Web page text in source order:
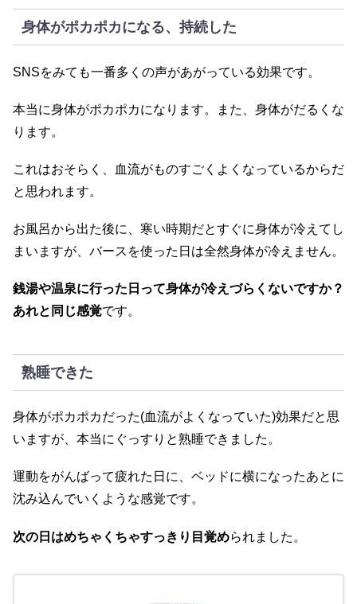
身体がポカポカになる、持続した
SNSをみても一番多くの声があがっている効果です。
本当に身体がポカポカになります。また、身体がだるくな
ります。
これはおそらく、血流がものすごくよくなっているからだ
と思われます。
お風呂から出た後に、寒い時期だとすぐに身体が冷えてし
まいますが、バースを使った日は全然身体が冷えません。
銭湯や温泉に行った日って身体が冷えづらくないですか？
あれと同じ感覚です。
熟睡できた
身体がポカポカだった(血流がよくなっていた)効果だと思
いますが、本当にぐっすりと熟睡できました。
運動をがんばって疲れた日に、ベッドに横になったあとに
沈み込んでいくような感覚です。
次の日はめちゃくちゃすっきり目覚められました。